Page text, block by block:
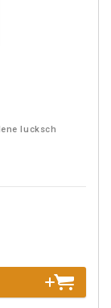
Iucksch